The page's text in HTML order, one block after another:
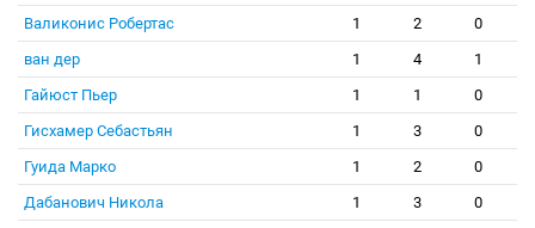
Валиконис Робертас
1 2
0
ван дер
1 4
1
Гайюст Пьер
1 1
0
Гисхамер Себастьян
1 3
0
Гуида Марко
1 2
0
Дабанович Никола
1 3
0